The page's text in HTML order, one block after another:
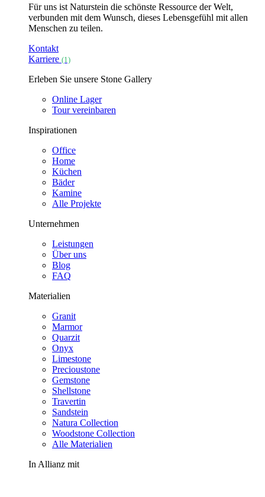
Für uns ist Naturstein die schönste Ressource der Welt,
verbunden mit dem Wunsch, dieses Lebensgefühl mit allen
Menschen zu teilen.
Kontakt
Karriere (1)
Erleben Sie unsere Stone Gallery
Online Lager
Tour vereinbaren
Inspirationen
Office
Home
Küchen
Bäder
Kamine
Alle Projekte
Unternehmen
Leistungen
Über uns
Blog
FAQ
Materialien
Granit
Marmor
Quarzit
Onyx
Limestone
Precioustone
Gemstone
Shellstone
Travertin
Sandstein
Natura Collection
Woodstone Collection
Alle Materialien
In Allianz mit